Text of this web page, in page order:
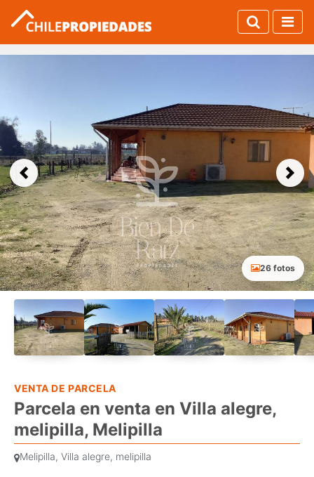
Previous Next
26 fotos
VENTA DE PARCELA
Parcela en venta en Villa alegre,
melipilla, Melipilla
Melipilla, Villa alegre, melipilla